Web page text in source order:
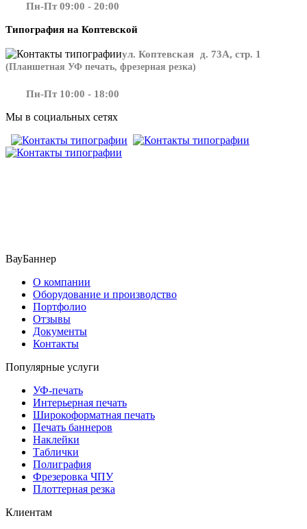
Пн-Пт 09:00 - 20:00
Типография на Коптевской
ул. Коптевская д. 73А, стр. 1
(Планшетная УФ печать, фрезерная резка)
Пн-Пт 10:00 - 18:00
Мы в социальных сетях
ВауБаннер
О компании
Оборудование и производство
Портфолио
Отзывы
Документы
Контакты
Популярные услуги
УФ-печать
Интерьерная печать
Широкоформатная печать
Печать баннеров
Наклейки
Таблички
Полиграфия
Фрезеровка ЧПУ
Плоттерная резка
Клиентам